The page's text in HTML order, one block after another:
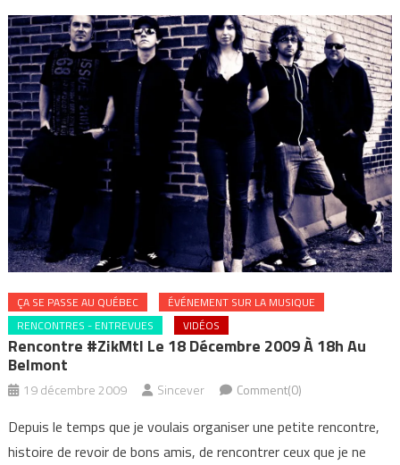
ÇA SE PASSE AU QUÉBEC
ÉVÉNEMENT SUR LA MUSIQUE
RENCONTRES - ENTREVUES
VIDÉOS
Rencontre #ZikMtl Le 18 Décembre 2009 À 18h Au
Belmont
19 décembre 2009 Sincever Comment(0)
Depuis le temps que je voulais organiser une petite rencontre,
histoire de revoir de bons amis, de rencontrer ceux que je ne